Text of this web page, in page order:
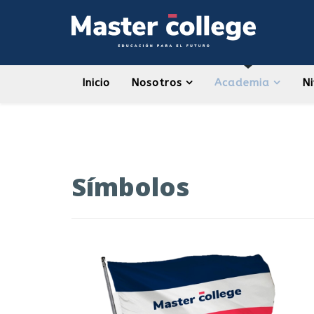
Inicio Nosotros Academia
Símbolos